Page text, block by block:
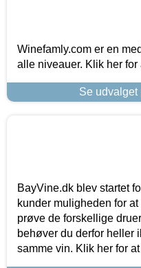
Winefamly.com er en
alle niveauer. Klik her for
Se udvalget
BayVine.dk blev startet
kunder muligheden for
prøve de forskellige
behøver du derfor heller
samme vin. Klik her for